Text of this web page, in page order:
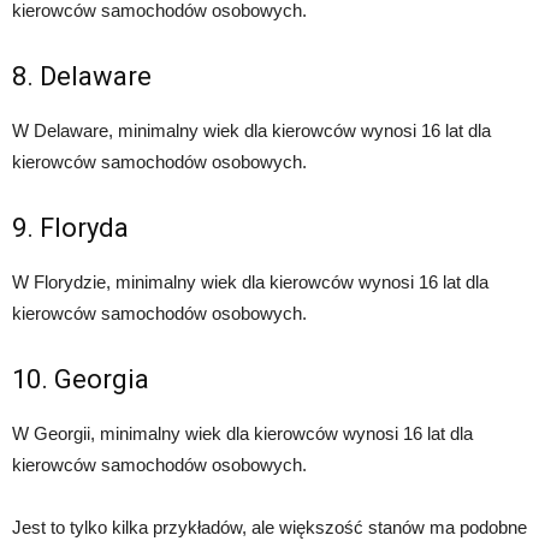
kierowców samochodów osobowych.
8. Delaware
W Delaware, minimalny wiek dla kierowców wynosi 16 lat dla
kierowców samochodów osobowych.
9. Floryda
W Florydzie, minimalny wiek dla kierowców wynosi 16 lat dla
kierowców samochodów osobowych.
10. Georgia
W Georgii, minimalny wiek dla kierowców wynosi 16 lat dla
kierowców samochodów osobowych.
Jest to tylko kilka przykładów, ale większość stanów ma podobne